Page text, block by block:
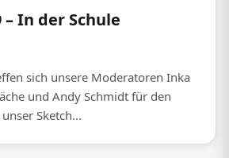
In der Schule
sich unsere Moderatoren Inka
und Andy Schmidt für den
Sketch...